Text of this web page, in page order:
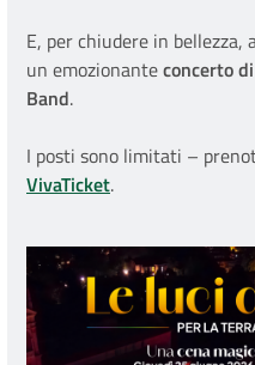
E, per chiudere in
un emozionanteconcerto
Band.
I posti sono limitati –
VivaTicket.